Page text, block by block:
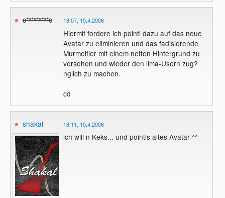
c*********c 18:07, 15.4.2006
Hiermit fordere ich pointi dazu auf das neue
Avatar zu eliminieren und das fadisierende
Murmeltier mit einem netten Hintergrund zu
versehen und wieder den lima-Usern zug?
nglich zu machen.
cd
shakal 18:11, 15.4.2006
ich will n Keks... und pointis altes Avatar ^^